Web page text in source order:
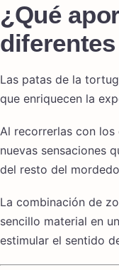
¿Qué
Las patas de la
que enriquecen la
Al recorrerlas con
nuevas sensaciones
del resto del
La combinación de
sencillo material en
estimular el sentido